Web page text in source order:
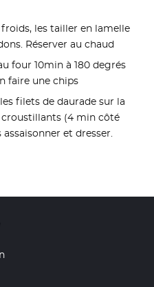
les tailler en lamelle
Réserver au chaud
four 10min à 180 degrés
faire une chips
filets de daurade sur la
croustillants (4 min côté
et dresser.